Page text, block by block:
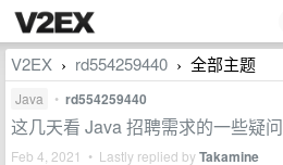
V2EX › rd554259440 › 全部主题
Java • rd554259440
这几天看 Java 招聘需求的一些疑问
Feb 4, 2021 • Lastly replied byTakamine